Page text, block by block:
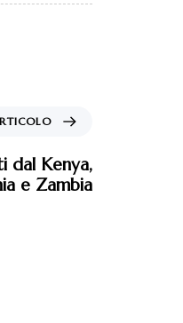
dal Kenya,
e Zambia